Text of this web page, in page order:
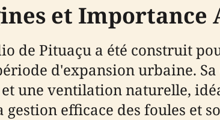
et
de Pituaçu a été construit
d'expansion urbaine.
une ventilation naturelle,
gestion efficace des foules et